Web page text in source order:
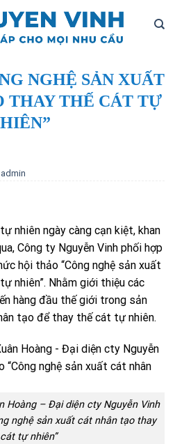
NGHỆ SẢN XUẤT
THAY THẾ CÁT TỰ
admin
nhiên ngày càng cạn kiệt, khan
Công ty Nguyễn Vinh phối hợp
hội thảo “Công nghệ sản xuất
nhiên”. Nhằm giới thiệu các
hàng đầu thế giới trong sản
tạo để thay thế cát tự nhiên.
Hoàng – Đại diện cty Nguyễn Vinh
nghệ sản xuất cát nhân tạo thay
tự nhiên”